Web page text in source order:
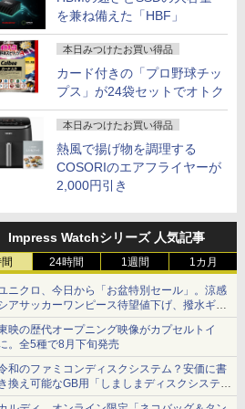
を兼ね備えた「HBF」
本日みつけたお買い得品
カード付きの「プロ野球チッ
プス」が24袋セットでオトク
本日みつけたお買い得品
熱風で揚げ物を調理する
COSORIのエアフライヤーが
2,000円引き
Impress Watchシリーズ 人気記事
24時間 1週間 1カ月
ニクロ、今日から「お盆特別セール」。涼感
アサッカーワンピース待望値下げ、撥水ギア
ョーツは1990円に
映の歴代オープニング映像がカプセルトイ
。全5種で8月下旬発売
和のファミコンディスクシステム？安価に書
換え可能なGB用「しましまディスクシステ
」